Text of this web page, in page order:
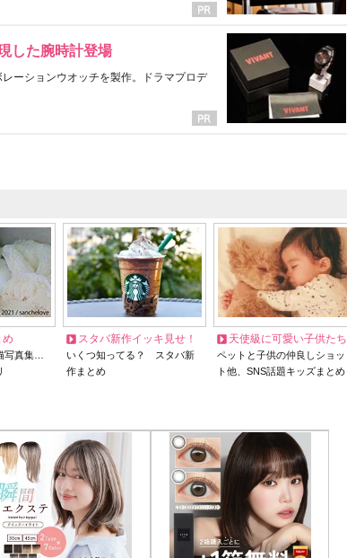
した腕時計登場
ーションウオッチを製作。ドラマプロデ
め
写真集…
スタバ新作イッキ見せ！
いくつ知ってる？ スタバ新
作まとめ
天使級に可愛い子供たち
ペットと子供の仲良しショッ
ト他、SNS話題キッズまとめ